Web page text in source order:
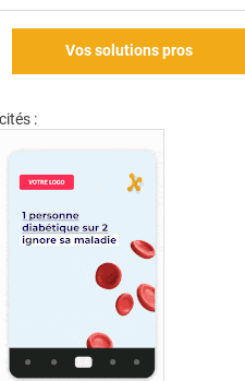
Vos solutions pros
: